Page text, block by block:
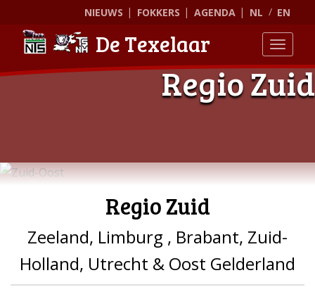
NIEUWS FOKKERS AGENDA NL EN
De Texelaar
Regio Zuid
Regio Zuid
Zeeland, Limburg , Brabant, Zuid-
Holland, Utrecht & Oost Gelderland